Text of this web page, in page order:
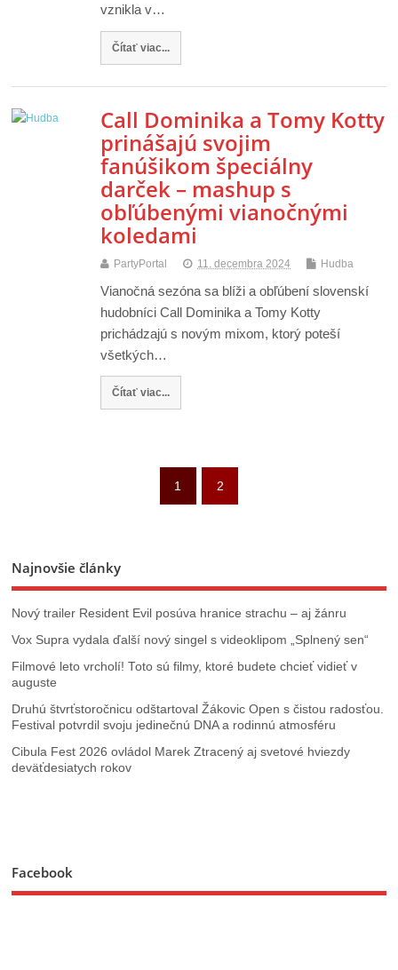
vznikla v…
Čítať viac...
Call Dominika a Tomy Kotty
prinášajú svojim
fanúšikom špeciálny
darček – mashup s
obľúbenými vianočnými
koledami
PartyPortal 11. decembra 2024 Hudba
Vianočná sezóna sa blíži a obľúbení slovenskí
hudobníci Call Dominika a Tomy Kotty
prichádzajú s novým mixom, ktorý poteší
všetkých…
Čítať viac...
1 2
Najnovšie články
Nový trailer Resident Evil posúva hranice strachu – aj žánru
Vox Supra vydala ďalší nový singel s videoklipom „Splnený sen“
Filmové leto vrcholí! Toto sú filmy, ktoré budete chcieť vidieť v
auguste
Druhú štvrťstoročnicu odštartoval Žákovic Open s čistou radosťou.
Festival potvrdil svoju jedinečnú DNA a rodinnú atmosféru
Cibula Fest 2026 ovládol Marek Ztracený aj svetové hviezdy
deväťdesiatych rokov
Facebook